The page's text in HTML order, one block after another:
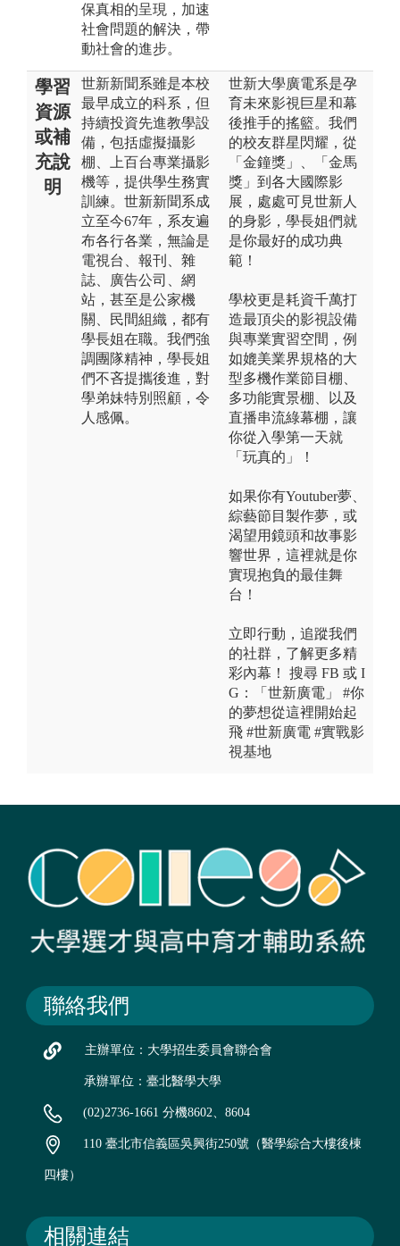
保真相的呈現，加速
社會問題的解決，帶
動社會的進步。
學習
資源
或補
充說
明
世新新聞系雖是本校
最早成立的科系，但
持續投資先進教學設
備，包括虛擬攝影
棚、上百台專業攝影
機等，提供學生務實
訓練。世新新聞系成
立至今67年，系友遍
布各行各業，無論是
電視台、報刊、雜
誌、廣告公司、網
站，甚至是公家機
關、民間組織，都有
學長姐在職。我們強
調團隊精神，學長姐
們不吝提攜後進，對
學弟妹特別照顧，令
人感佩。
世新大學廣電系是孕
育未來影視巨星和幕
後推手的搖籃。我們
的校友群星閃耀，從
「金鐘獎」、「金馬
獎」到各大國際影
展，處處可見世新人
的身影，學長姐們就
是你最好的成功典
範！
學校更是耗資千萬打
造最頂尖的影視設備
與專業實習空間，例
如媲美業界規格的大
型多機作業節目棚、
多功能實景棚、以及
直播串流綠幕棚，讓
你從入學第一天就
「玩真的」！
如果你有Youtuber夢、
綜藝節目製作夢，或
渴望用鏡頭和故事影
響世界，這裡就是你
實現抱負的最佳舞
台！
立即行動，追蹤我們
的社群，了解更多精
彩內幕！ 搜尋 FB 或 I
G：「世新廣電」 #你
的夢想從這裡開始起
飛 #世新廣電 #實戰影
視基地
聯絡我們
主辦單位：大學招生委員會聯合會
承辦單位：臺北醫學大學
(02)2736-1661 分機8602、8604
110 臺北市信義區吳興街250號（醫學綜合大樓後棟
四樓）
相關連結